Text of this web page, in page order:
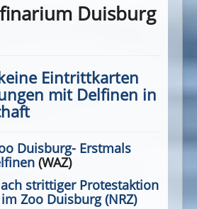
Duisburg
Eintrittkarten
mit Delfinen in
Duisburg- Erstmals
(WAZ)
strittiger Protestaktion
Zoo Duisburg (NRZ)